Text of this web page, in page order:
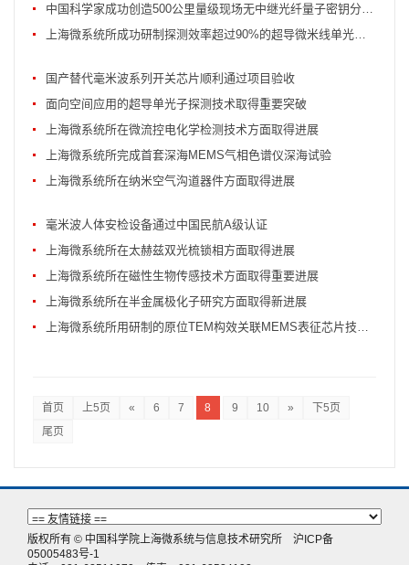
中国科学家成功创造500公里量级现场无中继光纤量子密钥分发新纪录
上海微系统所成功研制探测效率超过90%的超导微米线单光子探测器
国产替代毫米波系列开关芯片顺利通过项目验收
面向空间应用的超导单光子探测技术取得重要突破
上海微系统所在微流控电化学检测技术方面取得进展
上海微系统所完成首套深海MEMS气相色谱仪深海试验
上海微系统所在纳米空气沟道器件方面取得进展
毫米波人体安检设备通过中国民航A级认证
上海微系统所在太赫兹双光梳锁相方面取得进展
上海微系统所在磁性生物传感技术方面取得重要进展
上海微系统所在半金属极化子研究方面取得新进展
上海微系统所用研制的原位TEM构效关联MEMS表征芯片技术揭示了氧化锌纳米线的纳米尺...
首页 上5页 « 6 7 8 9 10 »
下5页
尾页
版权所有 © 中国科学院上海微系统与信息技术研究所 沪ICP备
05005483号-1